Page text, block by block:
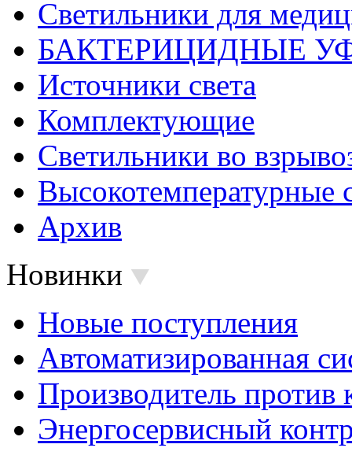
Светильники для
БАКТЕРИЦИДНЫЕ
Источники света
Комплектующие
Светильники во
Высокотемпературные
Архив
Новинки
Новые поступления
Автоматизированная
Производитель против
Энергосервисный